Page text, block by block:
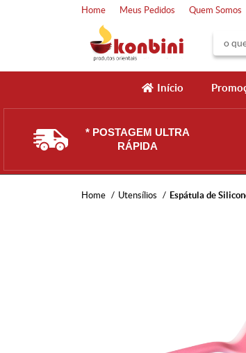
Home Meus Pedidos Quem Somos
Início
* POSTAGEM ULTRA
RÁPIDA
Home Utensílios Espátula de